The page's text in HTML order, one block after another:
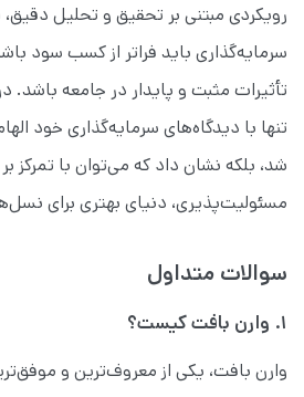
رویکردی مبتنی بر تحقیق و تحلیل
سرمایه‌گذاری باید فراتر از کسب سود
تأثیرات مثبت و پایدار در جامعه باشد.
تنها با دیدگاه‌های سرمایه‌گذاری خود
شد، بلکه نشان داد که می‌توان با تمرکز
مسئولیت‌پذیری، دنیای بهتری برای
سوالات متداول
۱. وارن بافت کیست؟
وارن بافت، یکی از معروف‌ترین و